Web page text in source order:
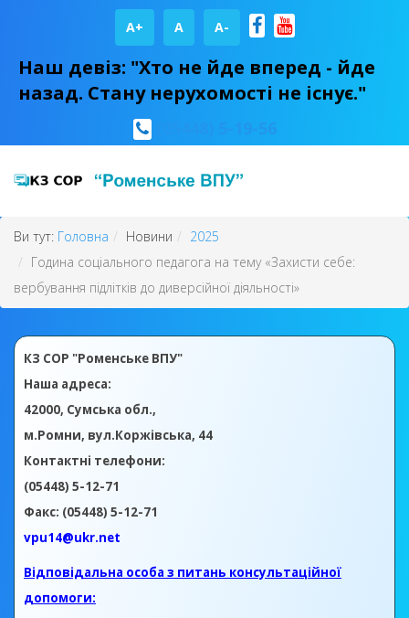
A+ А A-
Наш девіз: "Хто не йде вперед - йде
назад. Стану нерухомості не існує."
Ви тут: Головна Новини
2025
Година соціального педагога на тему «Захисти себе:
вербування підлітків до диверсійної діяльності»
КЗ СОР "Роменське ВПУ"
Наша адреса:
42000, Сумська обл.,
м.Ромни, вул.Коржівська, 44
Контактні телефони:
(05448) 5-12-71
Факс: (05448) 5-12-71
vpu14@ukr.net
Відповідальна особа з питань консультаційної
допомоги: